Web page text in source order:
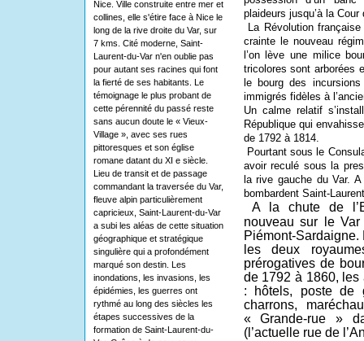
Nice. Ville construite entre mer et
collines, elle s'étire face à Nice le
long de la rive droite du Var, sur
7 kms. Cité moderne, Saint-
Laurent-du-Var n'en oublie pas
pour autant ses racines qui font
la fierté de ses habitants. Le
témoignage le plus probant de
cette pérennité du passé reste
sans aucun doute le « Vieux-
Village », avec ses rues
pittoresques et son église
romane datant du XI e siècle.
Lieu de transit et de passage
commandant la traversée du Var,
fleuve alpin particulièrement
capricieux, Saint-Laurent-du-Var
a subi les aléas de cette situation
géographique et stratégique
singulière qui a profondément
marqué son destin. Les
inondations, les invasions, les
épidémies, les guerres ont
rythmé au long des siècles les
étapes successives de la
formation de Saint-Laurent-du-
plaideurs jusqu’à la Cour
La Révolution
crainte le nouveau
l’on lève une milice
tricolores sont arborées
le bourg des
immigrés fidèles à
Un calme relatif
République qui
de 1792 à 1814.
Pourtant sous le
avoir reculé sous la
la rive gauche du Var.
bombardent Saint-
A la chute de
nouveau sur le
Piémont-Sardaigne.
les deux
prérogatives de
de 1792 à 1860,
: hôtels, poste de
charrons,
« Grande-rue »
(l’actuelle rue de